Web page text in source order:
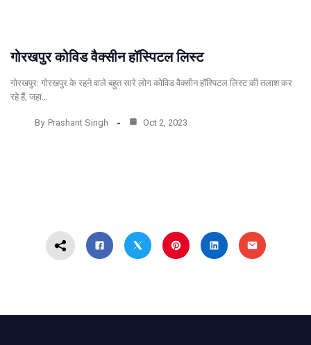
गोरखपुर कोविड वैक्सीन हॉस्पिटल लिस्ट
गोरखपुर: गोरखपुर के रहने वाले बहुत सारे लोग कोविड वैक्सीन हॉस्पिटल लिस्ट की तलाश कर
रहे हैं, जहा…
By Prashant Singh Oct 2, 2023